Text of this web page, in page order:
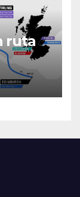
ruta